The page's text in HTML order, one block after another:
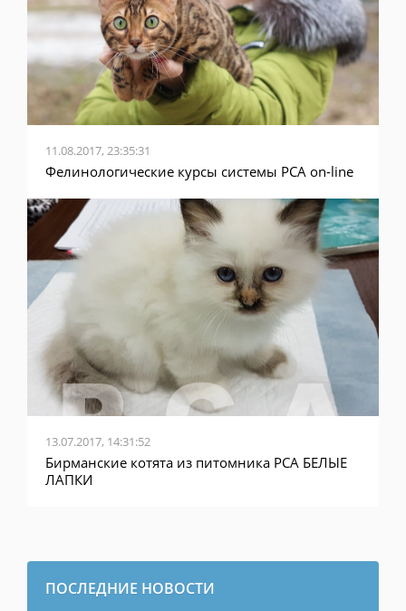
11.08.2017, 23:35:31
Фелинологические курсы системы PCA on-line
13.07.2017, 14:31:52
Бирманские котята из питомника PCA БЕЛЫЕ
ЛАПКИ
ПОСЛЕДНИЕ НОВОСТИ